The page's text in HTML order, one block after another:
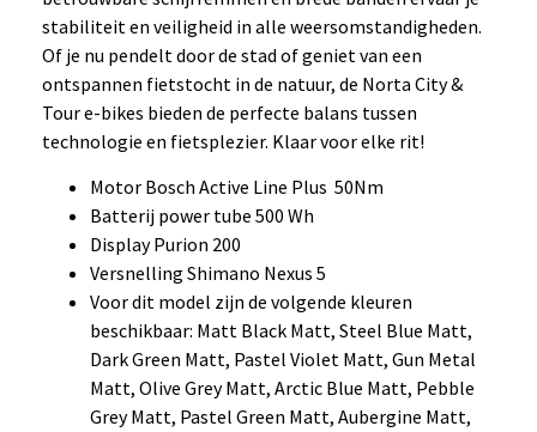
stabiliteit en veiligheid in alle weersomstandigheden.
Of je nu pendelt door de stad of geniet van een
ontspannen fietstocht in de natuur, de Norta City &
Tour e-bikes bieden de perfecte balans tussen
technologie en fietsplezier. Klaar voor elke rit!
Motor Bosch Active Line Plus 50Nm
Batterij power tube 500 Wh
Display Purion 200
Versnelling Shimano Nexus 5
Voor dit model zijn de volgende kleuren
beschikbaar: Matt Black Matt, Steel Blue Matt,
Dark Green Matt, Pastel Violet Matt, Gun Metal
Matt, Olive Grey Matt, Arctic Blue Matt, Pebble
Grey Matt, Pastel Green Matt, Aubergine Matt,